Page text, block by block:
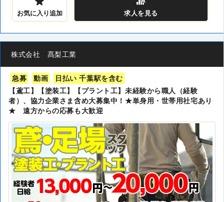
お気に入り追加 求人を見る
株式会社 髙梨工業
急募 動画
日払い 千葉駅を含む
【鳶工】【塗装工】【プラント工】未経験から職人（経験
者）、協力企業さま含め大募集中！★単身用・世帯用社宅あり
★ 遠方からの応募も大歓迎